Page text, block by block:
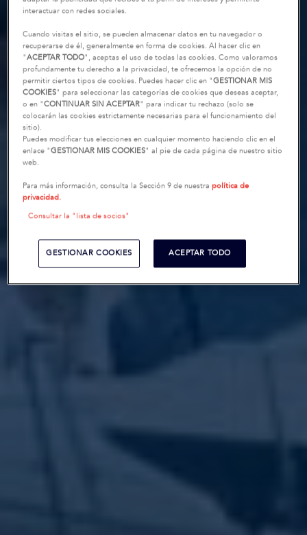
interactuar con redes sociales.
Cuando visitas el sitio, se pueden almacenar datos en tu navegador o
recuperarse de él, generalmente en forma de cookies. Al hacer clic en
"ACEPTAR TODO", aceptas el uso de todas las cookies. Como valoramos
profundamente tu derecho a la privacidad, te ofrecemos la opción de no
permitir ciertos tipos de cookies. Puedes hacer clic en "GESTIONAR MIS
COOKIES" para seleccionar las categorías de cookies que deseas aceptar,
o en "CONTINUAR SIN ACEPTAR" para indicar tu rechazo (solo se
colocarán las cookies estrictamente necesarias para el funcionamiento del
sitio).
Puedes modificar tus elecciones en cualquier momento haciendo clic en el
enlace "GESTIONAR MIS COOKIES" al pie de cada página de nuestro sitio
web.
Para más información, consulta la Sección 9 de nuestrapolítica de
privacidad.
Consultar la "lista de socios"
GESTIONAR COOKIES ACEPTAR TODO